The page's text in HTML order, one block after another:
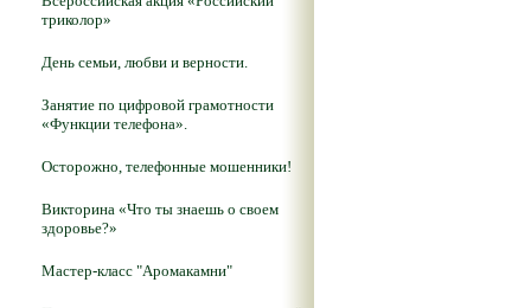
триколор»
День семьи, любви и верности.
Занятие по цифровой грамотности
«Функции телефона».
Осторожно, телефонные мошенники!
Викторина «Что ты знаешь о своем
здоровье?»
Мастер-класс "Аромакамни"